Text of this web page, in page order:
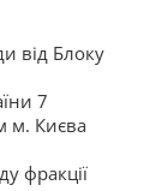
від Блоку
7
м. Києва
фракції